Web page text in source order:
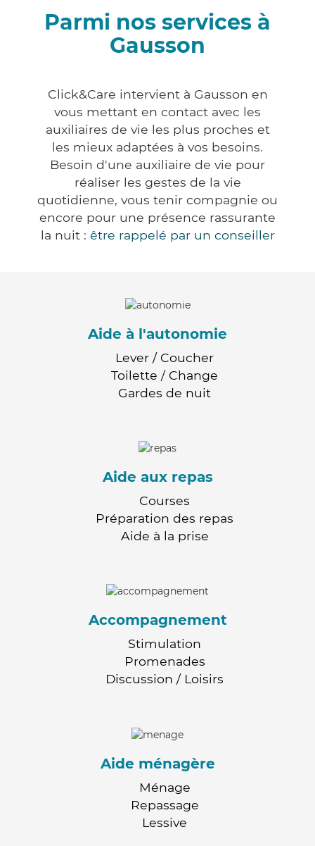
Parmi nos services à
Gausson
Click&Care intervient à Gausson en
vous mettant en contact avec les
auxiliaires de vie les plus proches et
les mieux adaptées à vos besoins.
Besoin d'une auxiliaire de vie pour
réaliser les gestes de la vie
quotidienne, vous tenir compagnie ou
encore pour une présence rassurante
la nuit : être rappelé par un conseiller
Aide à l'autonomie
Lever / Coucher
Toilette / Change
Gardes de nuit
Aide aux repas
Courses
Préparation des repas
Aide à la prise
Accompagnement
Stimulation
Promenades
Discussion / Loisirs
Aide ménagère
Ménage
Repassage
Lessive